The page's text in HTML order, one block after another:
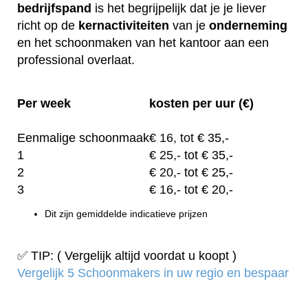
bedrijfspand is het begrijpelijk dat je je liever
richt op de kernactiviteiten van je onderneming
en het schoonmaken van het kantoor aan een
professional overlaat.
Per week kosten per uur (€)
Eenmalige schoonmaak€ 16, tot € 35,-
1
€ 25,- tot € 35,-
2
€ 20,- tot € 25,-
3
€ 16,- tot € 20,-
Dit zijn gemiddelde indicatieve prijzen
✅ TIP: ( Vergelijk altijd voordat u koopt )
Vergelijk 5 Schoonmakers in uw regio en bespaar